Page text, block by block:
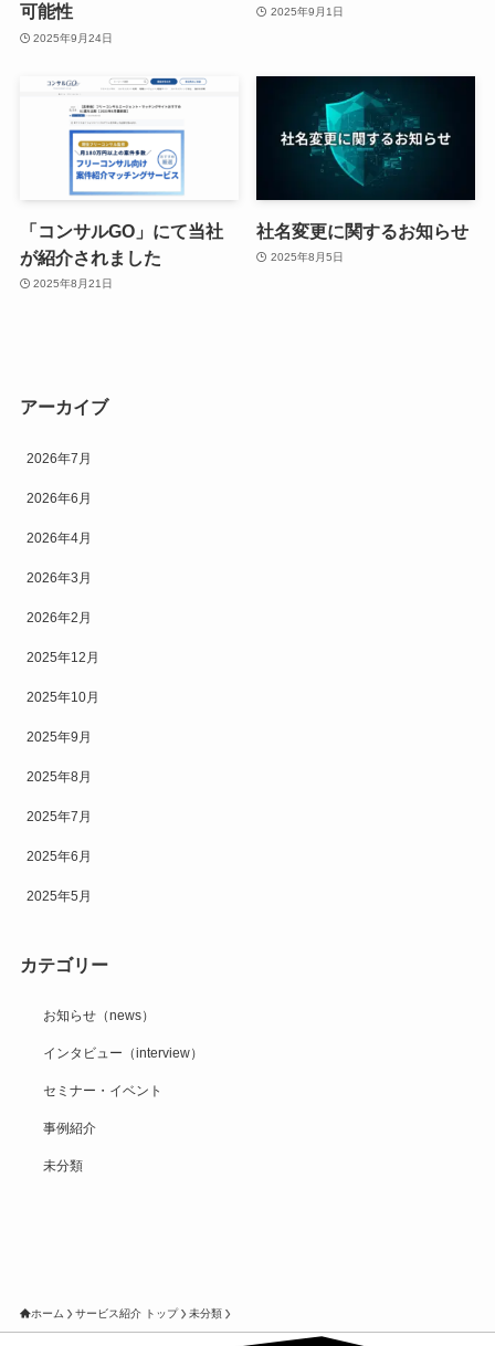
可能性
2025年9月24日
2025年9月1日
「コンサルGO」にて当社
が紹介されました
2025年8月21日
社名変更に関するお知らせ
2025年8月5日
アーカイブ
2026年7月
2026年6月
2026年4月
2026年3月
2026年2月
2025年12月
2025年10月
2025年9月
2025年8月
2025年7月
2025年6月
2025年5月
カテゴリー
お知らせ（news）
インタビュー（interview）
セミナー・イベント
事例紹介
未分類
ホーム サービス紹介 トップ 未分類